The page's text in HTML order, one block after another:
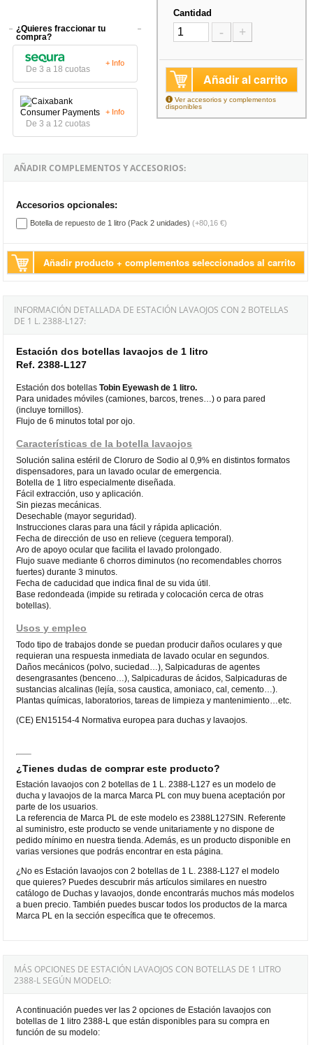
¿Quieres fraccionar tu
compra?
De 3 a 18 cuotas
+ Info
De 3 a 12 cuotas
+ Info
Cantidad
- +
Añadir al carrito
Ver accesorios y complementos
disponibles
AÑADIR COMPLEMENTOS Y ACCESORIOS:
Accesorios opcionales:
Botella de repuesto de 1 litro (Pack 2 unidades) (+80,16 €)
Añadir producto + complementos seleccionados al carrito
INFORMACIÓN DETALLADA DE ESTACIÓN LAVAOJOS CON 2 BOTELLAS
DE 1 L. 2388-L127:
Estación dos botellas lavaojos de 1 litro
Ref. 2388-L127
Estación dos botellas Tobin Eyewash de 1 litro.
Para unidades móviles (camiones, barcos, trenes…) o para pared
(incluye tornillos).
Flujo de 6 minutos total por ojo.
Características de la botella lavaojos
Solución salina estéril de Cloruro de Sodio al 0,9% en distintos formatos
dispensadores, para un lavado ocular de emergencia.
Botella de 1 litro especialmente diseñada.
Fácil extracción, uso y aplicación.
Sin piezas mecánicas.
Desechable (mayor seguridad).
Instrucciones claras para una fácil y rápida aplicación.
Fecha de dirección de uso en relieve (ceguera temporal).
Aro de apoyo ocular que facilita el lavado prolongado.
Flujo suave mediante 6 chorros diminutos (no recomendables chorros
fuertes) durante 3 minutos.
Fecha de caducidad que indica final de su vida útil.
Base redondeada (impide su retirada y colocación cerca de otras
botellas).
Usos y empleo
Todo tipo de trabajos donde se puedan producir daños oculares y que
requieran una respuesta inmediata de lavado ocular en segundos.
Daños mecánicos (polvo, suciedad…), Salpicaduras de agentes
desengrasantes (benceno…), Salpicaduras de ácidos, Salpicaduras de
sustancias alcalinas (lejía, sosa caustica, amoniaco, cal, cemento…).
Plantas químicas, laboratorios, tareas de limpieza y mantenimiento…etc.
(CE) EN15154-4 Normativa europea para duchas y lavaojos.
¿Tienes dudas de comprar este producto?
Estación lavaojos con 2 botellas de 1 L. 2388-L127 es un modelo de
ducha y lavaojos de la marca Marca PL con muy buena aceptación por
parte de los usuarios.
La referencia de Marca PL de este modelo es 2388L127SIN. Referente
al suministro, este producto se vende unitariamente y no dispone de
pedido mínimo en nuestra tienda. Además, es un producto disponible en
varias versiones que podrás encontrar en esta página.
¿No es Estación lavaojos con 2 botellas de 1 L. 2388-L127 el modelo
que quieres? Puedes descubrir más artículos similares en nuestro
catálogo de Duchas y lavaojos, donde encontrarás muchos más modelos
a buen precio. También puedes buscar todos los productos de la marca
Marca PL en la sección específica que te ofrecemos.
MÁS OPCIONES DE ESTACIÓN LAVAOJOS CON BOTELLAS DE 1 LITRO
2388-L SEGÚN MODELO:
A continuación puedes ver las 2 opciones de Estación lavaojos con
botellas de 1 litro 2388-L que están disponibles para su compra en
función de su modelo: